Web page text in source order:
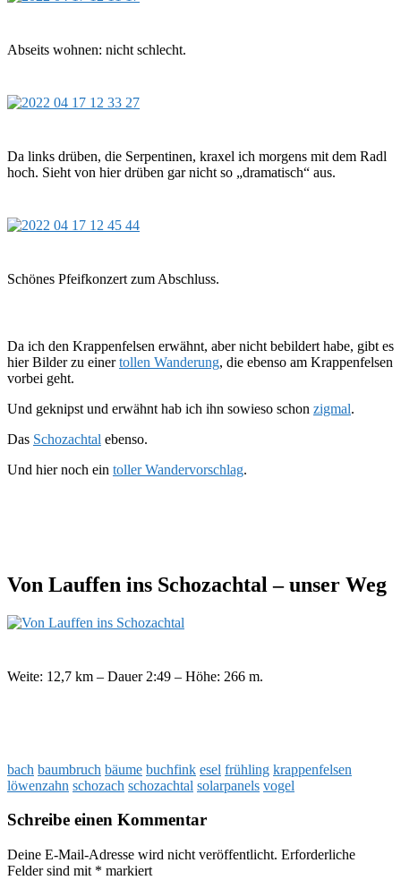
Abseits wohnen: nicht schlecht.
Da links drüben, die Serpentinen, kraxel ich morgens mit dem Radl
hoch. Sieht von hier drüben gar nicht so „dramatisch“ aus.
Schönes Pfeifkonzert zum Abschluss.
Da ich den Krappenfelsen erwähnt, aber nicht bebildert habe, gibt es
hier Bilder zu einertollen Wanderung, die ebenso am Krappenfelsen
vorbei geht.
Und geknipst und erwähnt hab ich ihn sowieso schon zigmal.
Das Schozachtal ebenso.
Und hier noch ein toller Wandervorschlag.
Von Lauffen ins Schozachtal – unser Weg
Weite: 12,7 km – Dauer 2:49 – Höhe: 266 m.
bach baumbruch bäume buchfink esel frühling krappenfelsen
löwenzahn schozach schozachtal solarpanels vogel
Schreibe einen Kommentar
Deine E-Mail-Adresse wird nicht veröffentlicht. Erforderliche
Felder sind mit * markiert